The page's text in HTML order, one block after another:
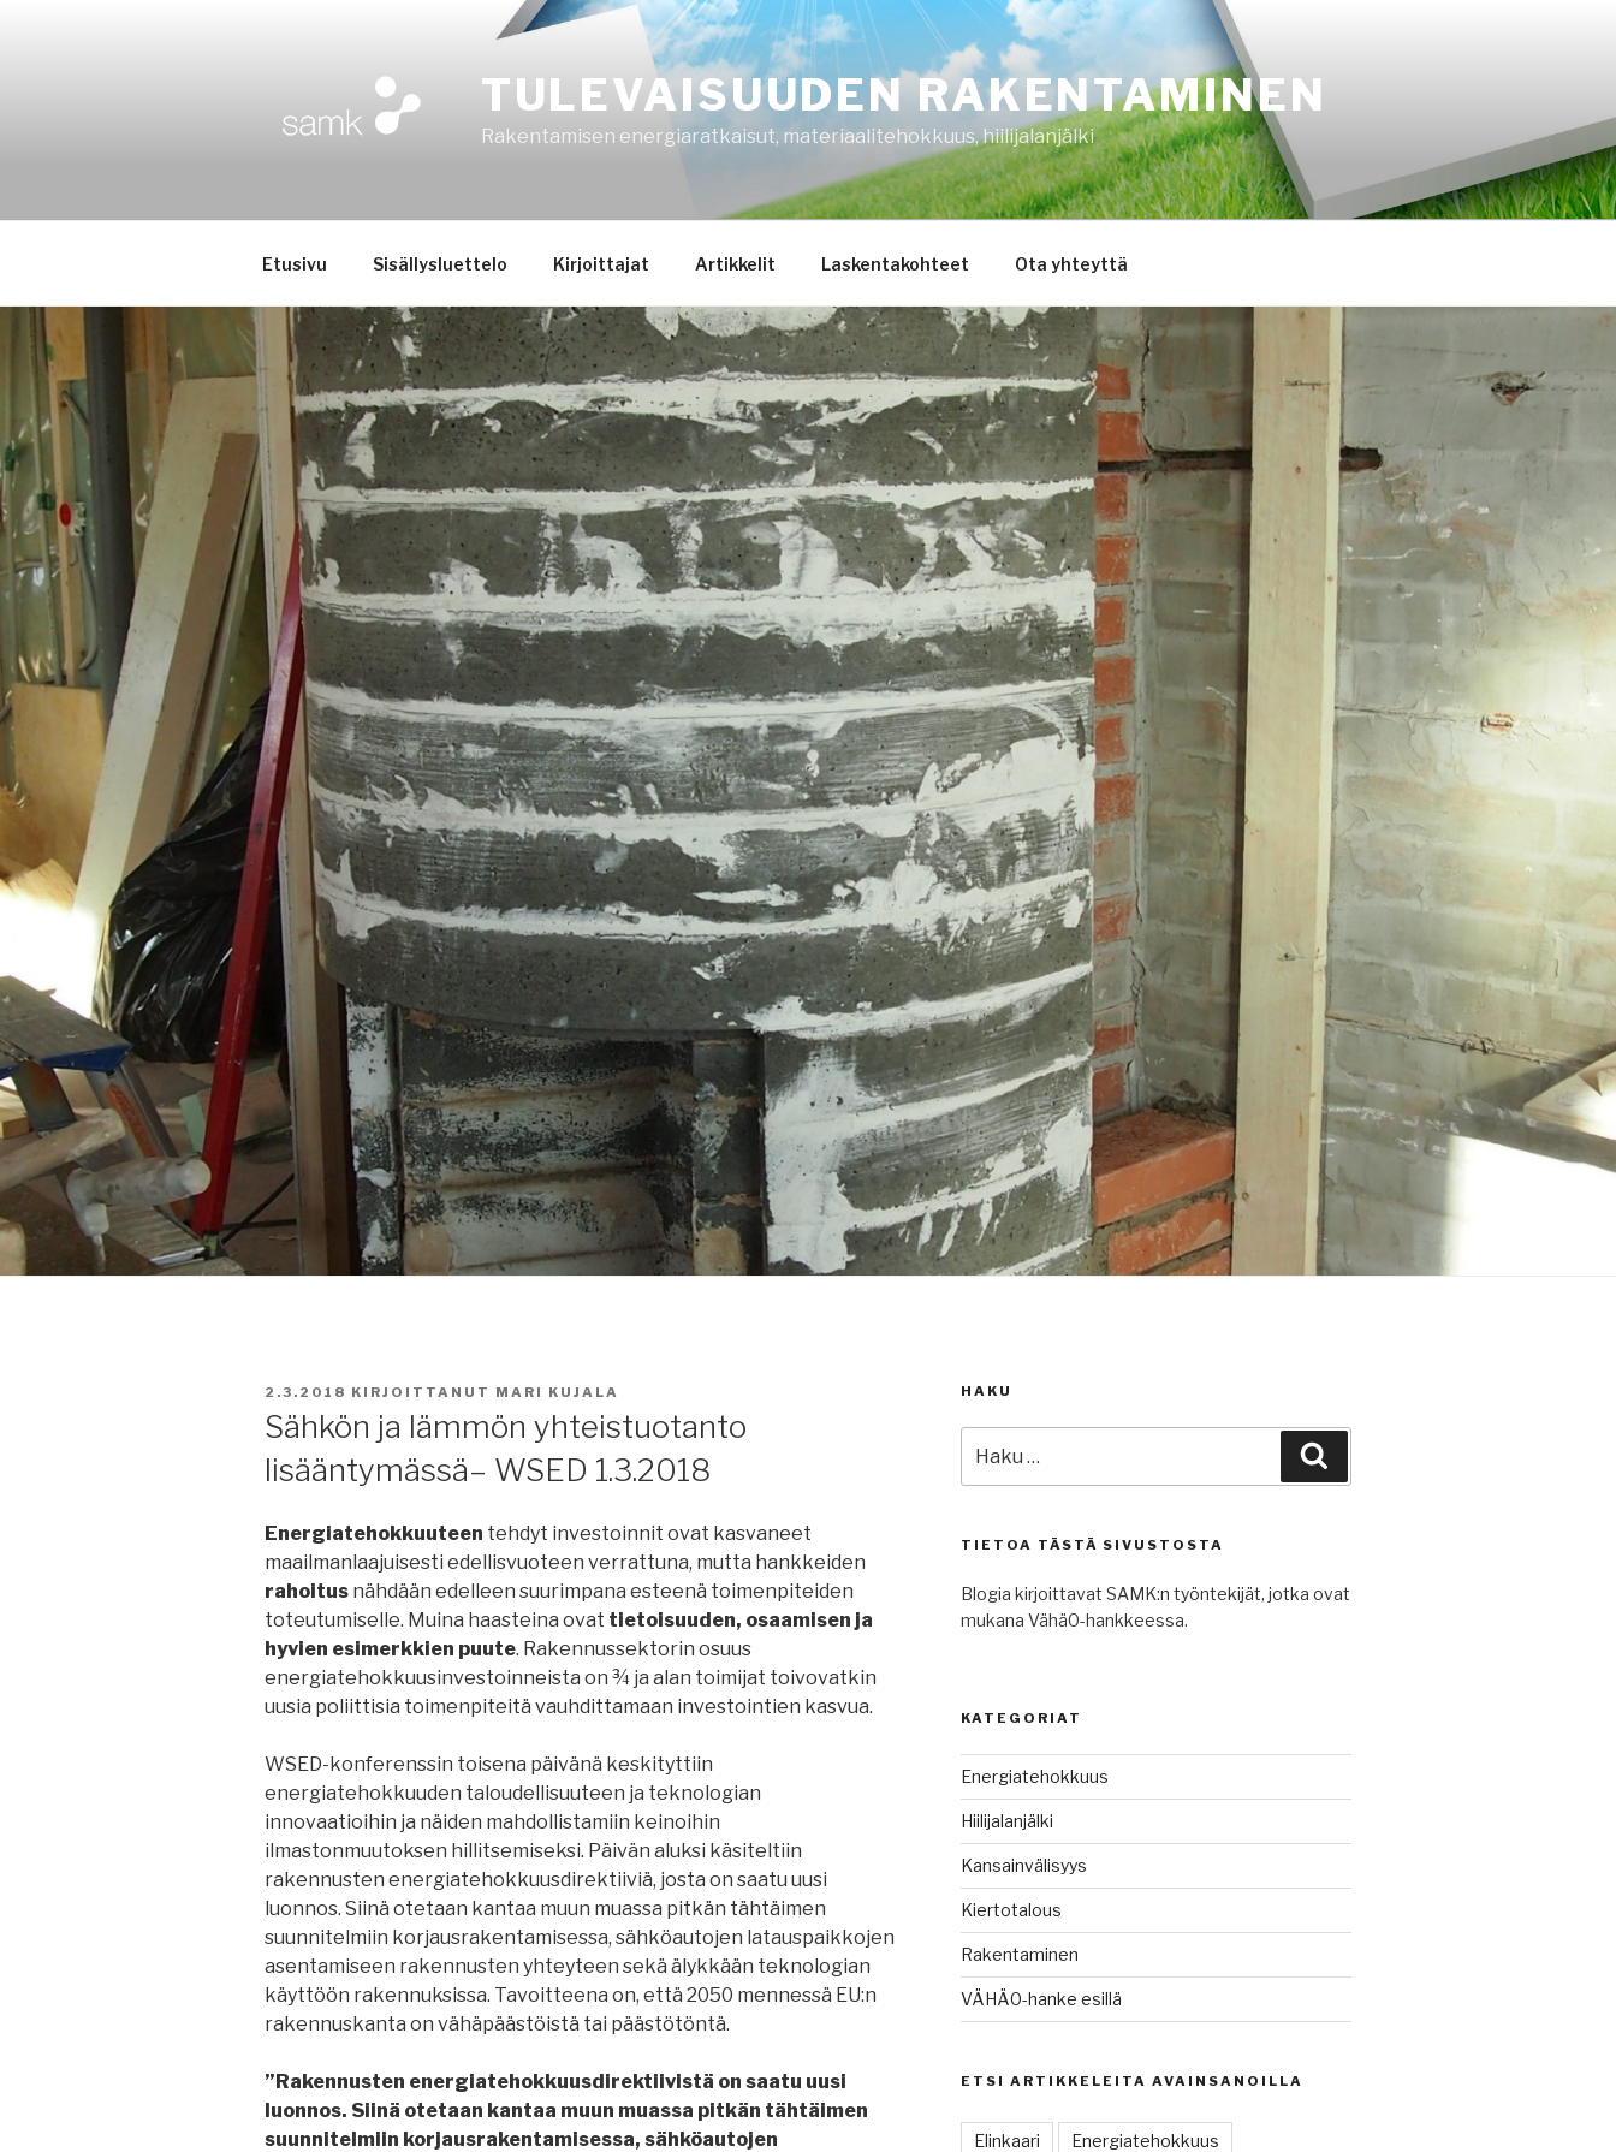
TULEVAISUUDEN RAKENTAMINEN
Rakentamisen energiaratkaisut, materiaalitehokkuus, hiilijalanjälki
Etusivu Sisällysluettelo Kirjoittajat Artikkelit Laskentakohteet Ota yhteyttä
JULKAISTU
2.3.2018 KIRJOITTANUT MARI KUJALA
Sähkön ja lämmön yhteistuotanto
lisääntymässä– WSED 1.3.2018
Energiatehokkuuteen tehdyt investoinnit ovat kasvaneet
maailmanlaajuisesti edellisvuoteen verrattuna, mutta hankkeiden
rahoitus nähdään edelleen suurimpana esteenä toimenpiteiden
toteutumiselle. Muina haasteina ovat tietoisuuden, osaamisen ja
hyvien esimerkkien puute. Rakennussektorin osuus
energiatehokkuusinvestoinneista on ¾ ja alan toimijat toivovatkin
uusia poliittisia toimenpiteitä vauhdittamaan investointien kasvua.
WSED-konferenssin toisena päivänä keskityttiin
energiatehokkuuden taloudellisuuteen ja teknologian
innovaatioihin ja näiden mahdollistamiin keinoihin
ilmastonmuutoksen hillitsemiseksi. Päivän aluksi käsiteltiin
rakennusten energiatehokkuusdirektiiviä, josta on saatu uusi
luonnos. Siinä otetaan kantaa muun muassa pitkän tähtäimen
suunnitelmiin korjausrakentamisessa, sähköautojen latauspaikkojen
asentamiseen rakennusten yhteyteen sekä älykkään teknologian
käyttöön rakennuksissa. Tavoitteena on, että 2050 mennessä EU:n
rakennuskanta on vähäpäästöistä tai päästötöntä.
”Rakennusten energiatehokkuusdirektiivistä on saatu uusi
luonnos. Siinä otetaan kantaa muun muassa pitkän tähtäimen
suunnitelmiin korjausrakentamisessa, sähköautojen
HAKU
TIETOA TÄSTÄ SIVUSTOSTA
Blogia kirjoittavat SAMK:n työntekijät, jotka ovat
mukana Vähä0-hankkeessa.
KATEGORIAT
Energiatehokkuus
Hiilijalanjälki
Kansainvälisyys
Kiertotalous
Rakentaminen
VÄHÄ0-hanke esillä
ETSI ARTIKKELEITA AVAINSANOILLA
Elinkaari Energiatehokkuus